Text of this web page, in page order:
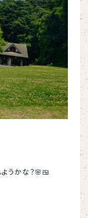
うかな？🌸🍱